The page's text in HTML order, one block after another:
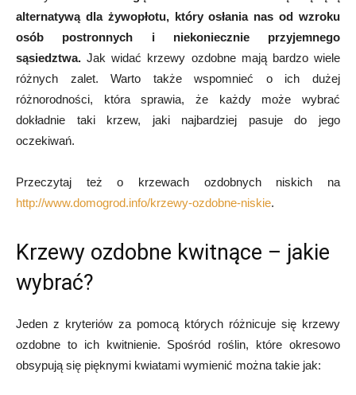
alternatywą dla żywopłotu, który osłania nas od wzroku
osób postronnych i niekoniecznie przyjemnego
sąsiedztwa.Jak widać krzewy ozdobne mają bardzo wiele
różnych zalet. Warto także wspomnieć o ich dużej
różnorodności, która sprawia, że każdy może wybrać
dokładnie taki krzew, jaki najbardziej pasuje do jego
oczekiwań.
Przeczytaj też o krzewach ozdobnych niskich na
http://www.domogrod.info/krzewy-ozdobne-niskie.
Krzewy ozdobne kwitnące – jakie
wybrać?
Jeden z kryteriów za pomocą których różnicuje się krzewy
ozdobne to ich kwitnienie. Spośród roślin, które okresowo
obsypują się pięknymi kwiatami wymienić można takie jak: